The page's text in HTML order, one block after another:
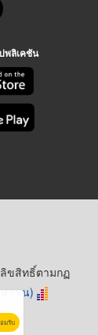
พลิเคชัน
ขสิทธิ์ตามกฏ
าชน)
มรับ